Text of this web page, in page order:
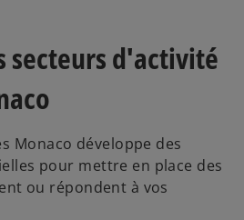
secteurs d'activité
Monaco développe des
pour mettre en place des
ou répondent à vos